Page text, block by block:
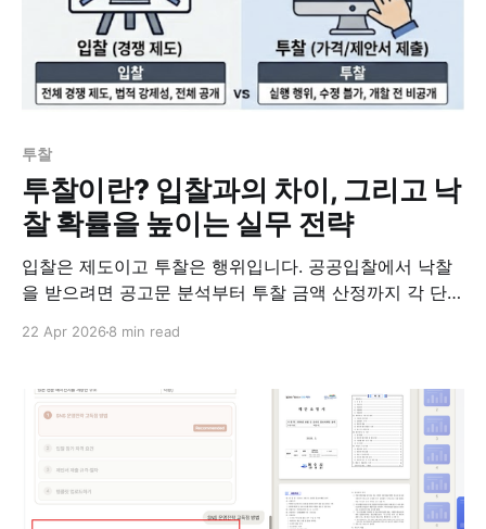
투찰
투찰이란? 입찰과의 차이, 그리고 낙
찰 확률을 높이는 실무 전략
입찰은 제도이고 투찰은 행위입니다. 공공입찰에서 낙찰
을 받으려면 공고문 분석부터 투찰 금액 산정까지 각 단계
22 Apr 2026 8 min read